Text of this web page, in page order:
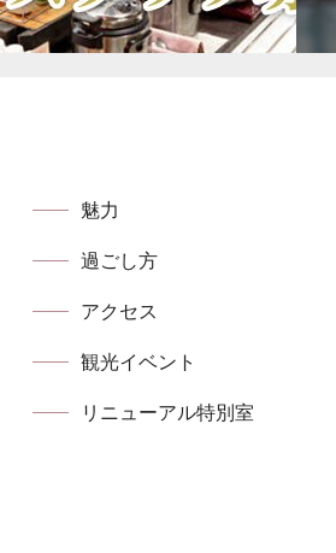
魅力
過ごし方
アクセス
観光イベント
リニューアル特別室